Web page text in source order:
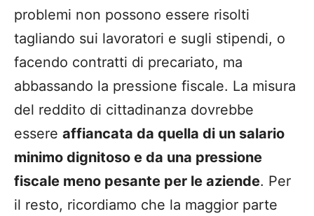
problemi non possono essere risolti
tagliando sui lavoratori e sugli stipendi, o
facendo contratti di precariato, ma
abbassando la pressione fiscale. La misura
del reddito di cittadinanza dovrebbe
essere affiancata da quella di un salario
minimo dignitoso e da una pressione
fiscale meno pesante per le aziende. Per
il resto, ricordiamo che la maggior parte